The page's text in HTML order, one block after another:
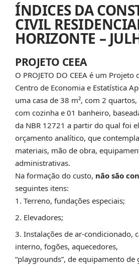
ÍNDICES DA
CIVIL
HORIZONTE –
PROJETO CEEA
O PROJETO DO CEEA é um
Centro de Economia e Estatística
uma casa de 38 m², com 2
com cozinha e 01 banheiro,
da NBR 12721 a partir do qual foi
orçamento analítico, que
materiais, mão de obra,
administrativas.
Na formação do custo, não são
seguintes itens:
Terreno, fundações especiais;
Elevadores;
Instalações de ar-condicionado,
interno, fogões, aquecedores,
“playgrounds”, de equipamento de